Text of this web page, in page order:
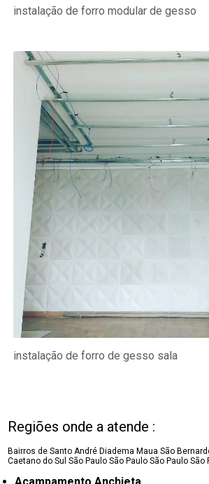
instalação de forro modular de gesso
instalação de forro de gesso sala
Regiões onde a atende :
Bairros de Santo André Diadema Maua São
Caetano do SulSão Paulo São Paulo São Paulo São